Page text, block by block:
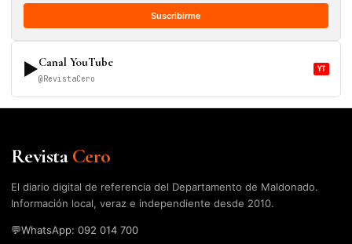
Suscribirme
▶Canal YouTube
@RevistaCero
YT
RevistaCero
El diario digital de referencia del Departamento de Maldonado.
Información local, veraz e independiente desde 2010.
💬WhatsApp: 092 014 700